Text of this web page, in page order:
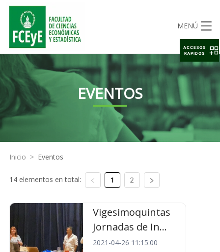
MENÚ
EVENTOS
Inicio > Eventos
14 elementos en total: 1 2
Vigesimoquintas
Jornadas de In...
2021-04-26 11:15:00
ACCESOS
RAPIDOS